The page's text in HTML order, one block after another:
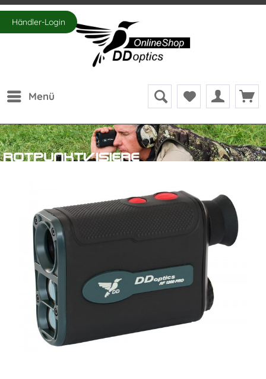
Händler-Login
Menü